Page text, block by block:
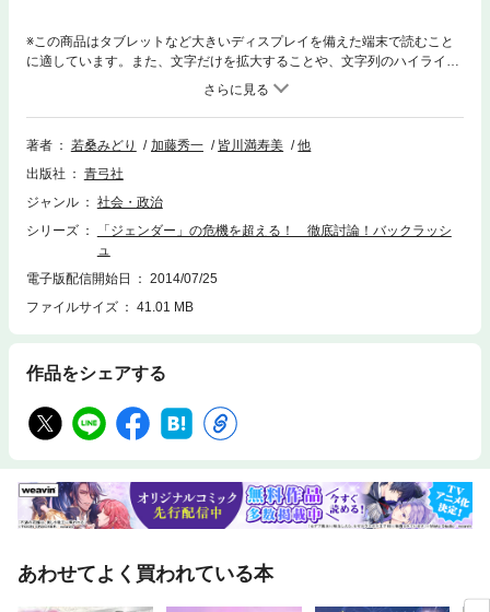
※この商品はタブレットなど大きいディスプレイを備えた端末で読むこと
に適しています。また、文字だけを拡大することや、文字列のハイライ
ト、検索、辞書の参照、引用などの機能が使用できません。バックラッシ
ュに反撃する！ 男女平等や性の自己決定を主張し市民権を得ているジェ
ンダーという概念に対して、全国で曲解や歪曲に基づく批判＝バックラッ
シュが巻き起こっている。それらの反動性を徹底的に批判し、ジェンダー
著者 若桑みどり 加藤秀一 皆川満寿美
他
出版社
青弓社
ジャンル
社会・政治
シリーズ
「ジェンダー」の危機を超える！ 徹底討論！バックラッシ
ュ
電子版配信開始日
2014/07/25
ファイルサイズ
41.01 MB
作品をシェアする
あわせてよく買われている本